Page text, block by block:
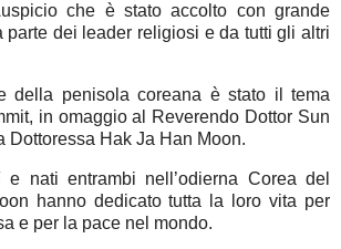
che è stato accolto con grande
parte dei leader religiosi e da tutti gli altri
della penisola coreana è stato il tema
in omaggio al Reverendo Dottor Sun
Dottoressa Hak Ja Han Moon.
nati entrambi nell’odierna Corea del
hanno dedicato tutta la loro vita per
e per la pace nel mondo.